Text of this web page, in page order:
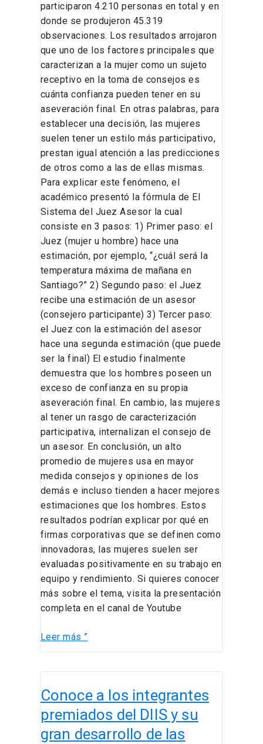
participaron 4.210 personas en total y en
donde se produjeron 45.319
observaciones. Los resultados arrojaron
que uno de los factores principales que
caracterizan a la mujer como un sujeto
receptivo en la toma de consejos es
cuánta confianza pueden tener en su
aseveración final. En otras palabras, para
establecer una decisión, las mujeres
suelen tener un estilo más participativo,
prestan igual atención a las predicciones
de otros como a las de ellas mismas.
Para explicar este fenómeno, el
académico presentó la fórmula de El
Sistema del Juez Asesor la cual
consiste en 3 pasos: 1) Primer paso: el
Juez (mujer u hombre) hace una
estimación, por ejemplo, “¿cuál será la
temperatura máxima de mañana en
Santiago?” 2) Segundo paso: el Juez
recibe una estimación de un asesor
(consejero participante) 3) Tercer paso:
el Juez con la estimación del asesor
hace una segunda estimación (que puede
ser la final) El estudio finalmente
demuestra que los hombres poseen un
exceso de confianza en su propia
aseveración final. En cambio, las mujeres
al tener un rasgo de caracterización
participativa, internalizan el consejo de
un asesor. En conclusión, un alto
promedio de mujeres usa en mayor
medida consejos y opiniones de los
demás e incluso tienden a hacer mejores
estimaciones que los hombres. Estos
resultados podrían explicar por qué en
firmas corporativas que se definen como
innovadoras, las mujeres suelen ser
evaluadas positivamente en su trabajo en
equipo y rendimiento. Si quieres conocer
más sobre el tema, visita la presentación
completa en el canal de Youtube
Leer más ”
Conoce a los integrantes
premiados del DIIS y su
gran desarrollo de las
a
integrantes
premiados